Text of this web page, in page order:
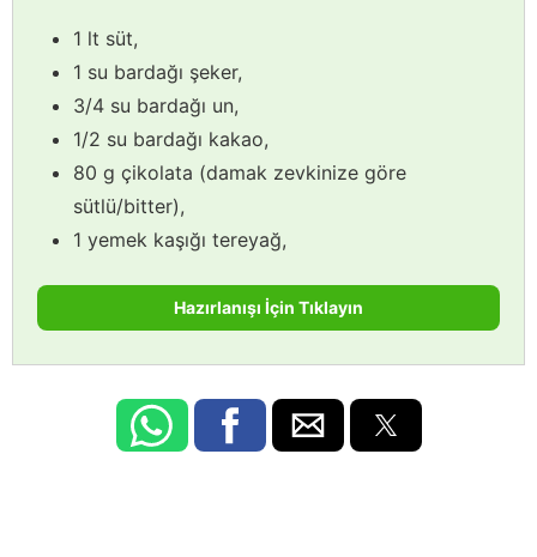
1 lt süt,
1 su bardağı şeker,
3/4 su bardağı un,
1/2 su bardağı kakao,
80 g çikolata (damak zevkinize göre
sütlü/bitter),
1 yemek kaşığı tereyağ,
Hazırlanışı İçin Tıklayın